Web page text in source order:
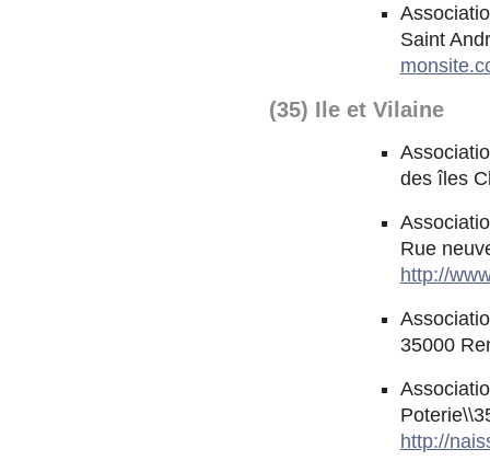
Saint
(35) Ile et Vilaine
des îles
Rue
http://
35000
http://